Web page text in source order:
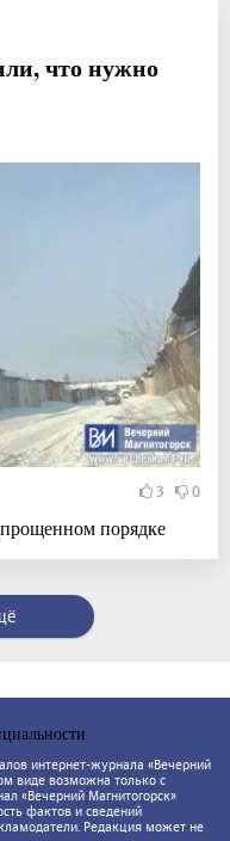
что нужно
3 0
порядке
интернет-журнала «Вечерний
виде возможна только с
«Вечерний Магнитогорск»
фактов и сведений
Редакция может не